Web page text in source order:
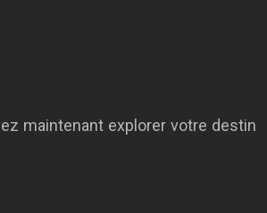
maintenant explorer votre destin